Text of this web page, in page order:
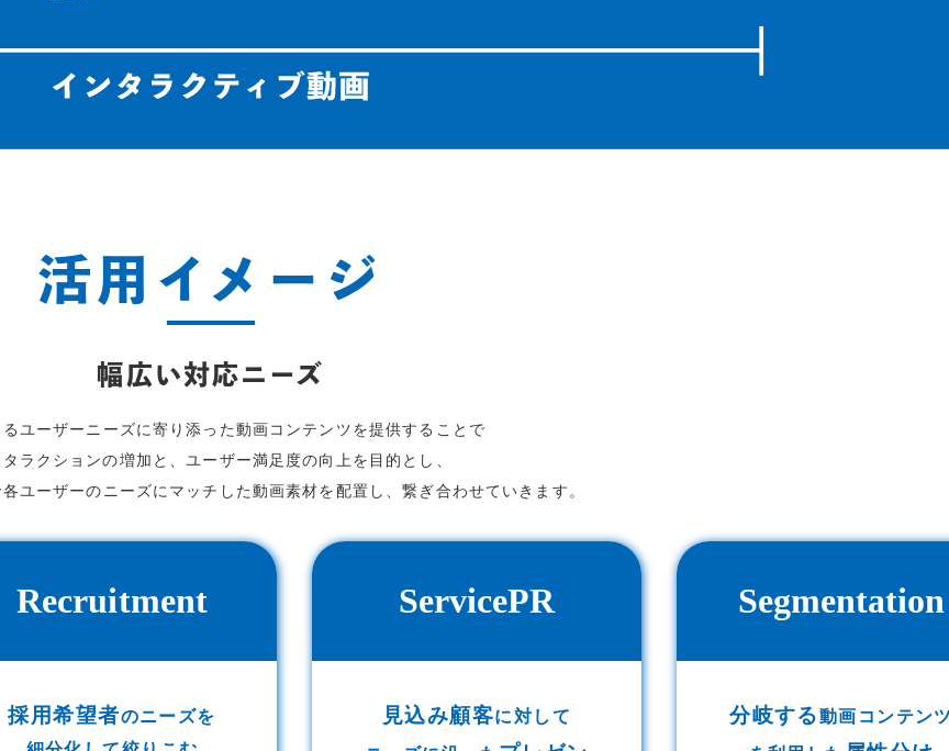
活用イメージ
幅広い対応ニーズ
ユーザーニーズに寄り添った動画コンテンツを提供することで
ラクションの増加と、ユーザー満足度の向上を目的とし、
ユーザーのニーズにマッチした動画素材を配置し、繋ぎ合わせていきます。
Recruitment
採用希望者のニーズを
ServicePR
見込み顧客に対して
Segmentation
分岐する動画コンテン